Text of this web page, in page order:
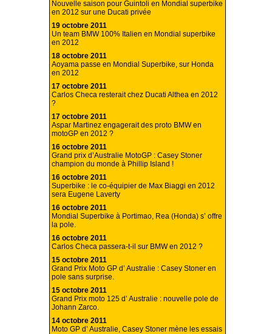
Nouvelle saison pour Guintoli en Mondial superbike
en 2012 sur une Ducati privée
19 octobre 2011
Un team BMW 100% Italien en Mondial superbike
en 2012
18 octobre 2011
Aoyama passe en Mondial Superbike, sur Honda
en 2012
17 octobre 2011
Carlos Checa resterait chez Ducati Althea en 2012
?
17 octobre 2011
Aspar Martinez engagerait des proto BMW en
motoGP en 2012 ?
16 octobre 2011
Grand prix d’Australie MotoGP : Casey Stoner
champion du monde à Phillip Island !
16 octobre 2011
Superbike : le co-équipier de Max Biaggi en 2012
sera Eugene Laverty
16 octobre 2011
Mondial Superbike à Portimao, Rea (Honda) s’ offre
la pole.
16 octobre 2011
Carlos Checa passera-t-il sur BMW en 2012 ?
15 octobre 2011
Grand Prix Moto GP d’ Australie : Casey Stoner en
pole sans surprise.
15 octobre 2011
Grand Prix moto 125 d’ Australie : nouvelle pole de
Johann Zarco.
14 octobre 2011
Moto GP d’ Australie, Casey Stoner mène les essais